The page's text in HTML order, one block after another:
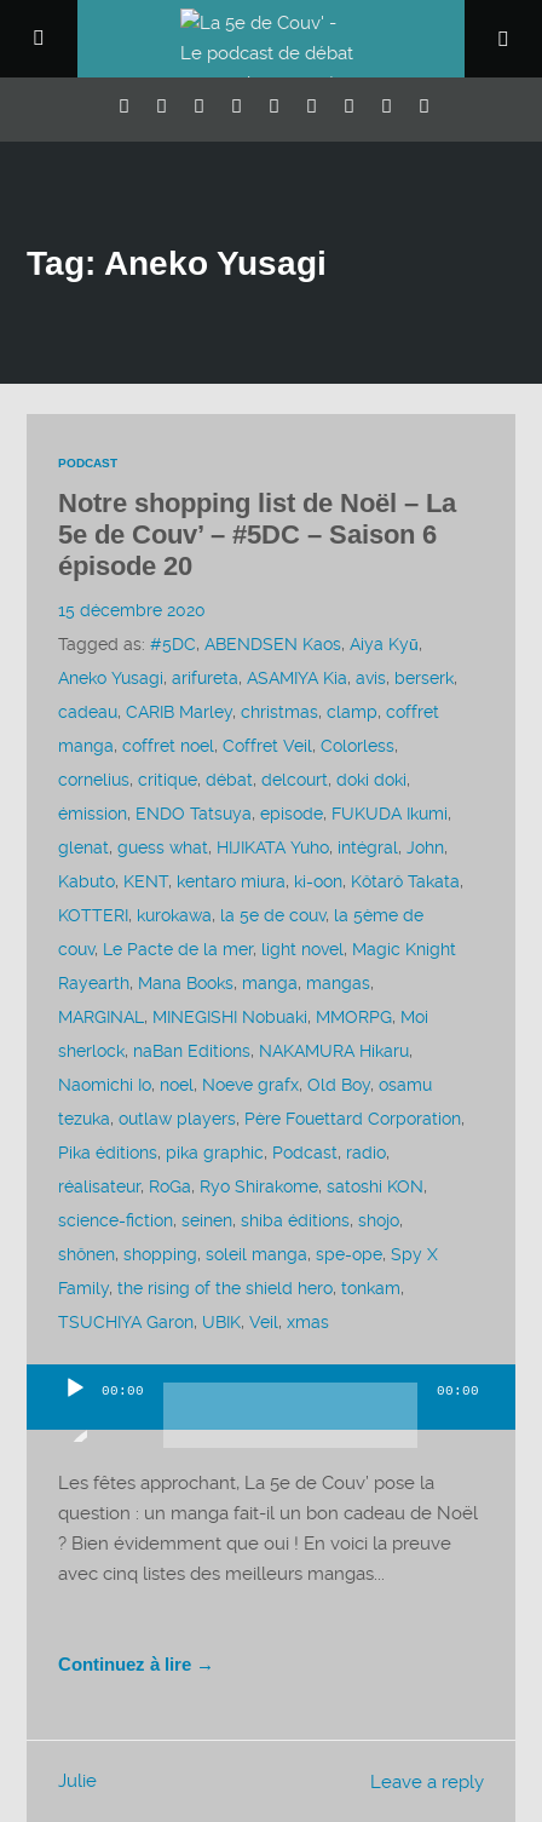
Tag: Aneko Yusagi
PODCAST
Notre shopping list de Noël – La
5e de Couv’ – #5DC – Saison 6
épisode 20
15 décembre 2020
Tagged as:#5DC,ABENDSEN Kaos,Aiya Kyū,
Aneko Yusagi,arifureta,ASAMIYA Kia,avis, berserk,
cadeau,CARIB Marley,christmas,clamp,coffret
manga,coffret noel,Coffret Veil,Colorless,
cornelius,critique,débat,delcourt,doki doki,
émission, ENDO Tatsuya,episode, FUKUDA Ikumi,
glenat,guess what, HIJIKATA Yuho, intégral,John,
Kabuto, KENT, kentaro miura, ki-oon, Kôtarô Takata,
KOTTERI, kurokawa, la 5e de couv, la 5ème de
couv, Le Pacte de la mer, light novel, Magic Knight
Rayearth, Mana Books, manga, mangas,
MARGINAL, MINEGISHI Nobuaki, MMORPG, Moi
sherlock, naBan Editions, NAKAMURA Hikaru,
Naomichi Io, noel, Noeve grafx,Old Boy,osamu
tezuka,outlaw players, Père Fouettard Corporation,
Pika éditions, pika graphic, Podcast, radio,
réalisateur, RoGa, Ryo Shirakome,satoshi KON,
science-fiction,seinen,shiba éditions,shojo,
shônen,shopping,soleil manga,spe-ope,Spy X
Family,the rising of the shield hero,tonkam,
TSUCHIYA Garon, UBIK,Veil,xmas
audio
00:00 00:00
Les fêtes approchant, La 5e de Couv’ pose la
question : un manga fait-il un bon cadeau de Noël
? Bien évidemment que oui ! En voici la preuve
avec cinq listes des meilleurs mangas...
Continuez à lire →
Leave a reply
Julie